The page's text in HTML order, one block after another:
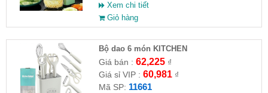
Xem chi tiết
Giỏ hàng
Bộ dao 6 món KITCHEN
Giá bán : 62,225₫
Giá sỉ VIP : 60,981₫
Mã SP: 11661